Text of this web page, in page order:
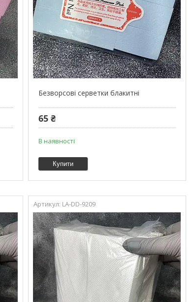
Безворсові серветки блакитні
65 ₴
В наявності
Купити
LA-DD-9209